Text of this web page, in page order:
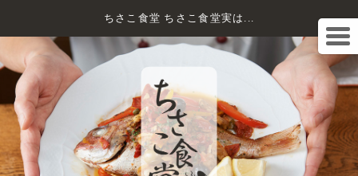
ちさこ食堂 ちさこ食堂実は...